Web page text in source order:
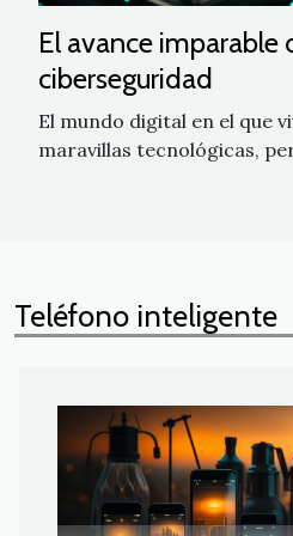
El avance imparable
ciberseguridad
El mundo digital en el que
maravillas tecnológicas,
Teléfono inteligente